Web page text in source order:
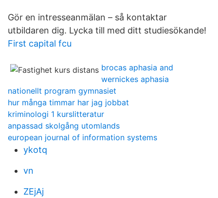
Gör en intresseanmälan – så kontaktar
utbildaren dig. Lycka till med ditt studiesökande!
First capital fcu
brocas aphasia and
wernickes aphasia
nationellt program gymnasiet
hur många timmar har jag jobbat
kriminologi 1 kurslitteratur
anpassad skolgång utomlands
european journal of information systems
ykotq
vn
ZEjAj